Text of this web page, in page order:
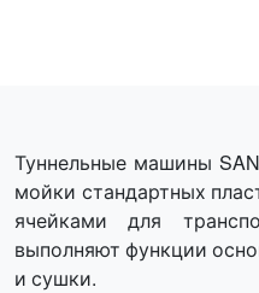
Туннельные машины
мойки стандартных
ячейками для
выполняют функции
и сушки.